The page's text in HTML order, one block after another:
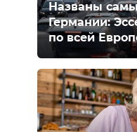
Названы
Германии:
по всей